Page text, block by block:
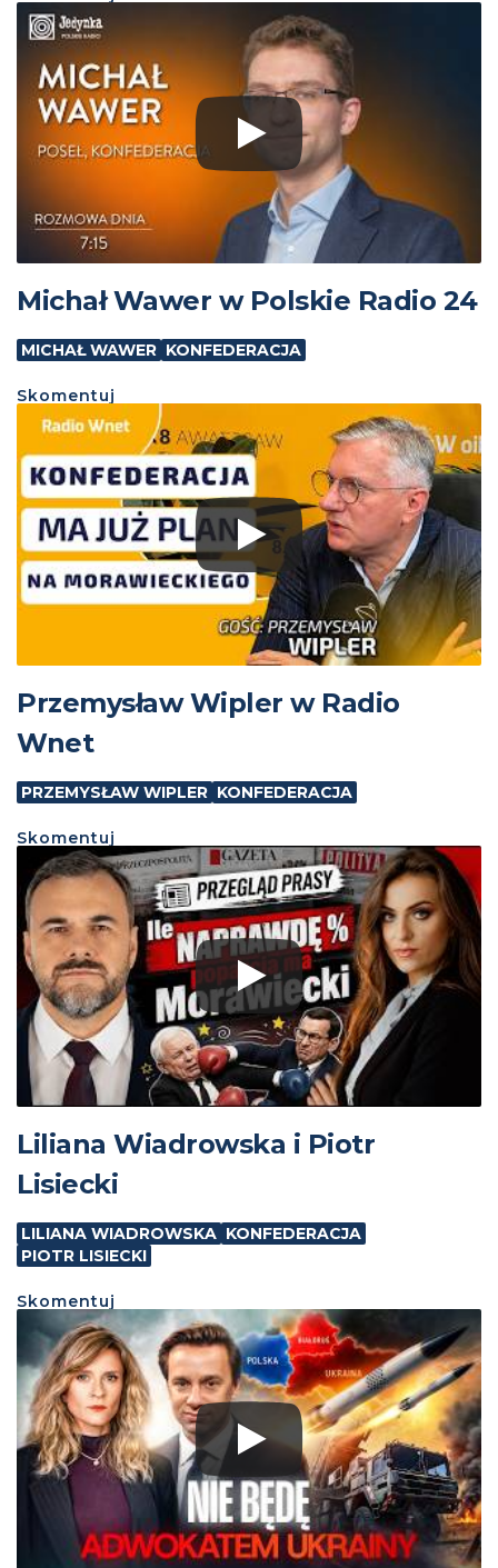
Michał Wawer w Polskie Radio 24
MICHAŁ WAWER KONFEDERACJA
Skomentuj
Przemysław Wipler w Radio
Wnet
PRZEMYSŁAW WIPLER KONFEDERACJA
Skomentuj
Liliana Wiadrowska i Piotr
Lisiecki
LILIANA WIADROWSKA KONFEDERACJA
PIOTR LISIECKI
Skomentuj